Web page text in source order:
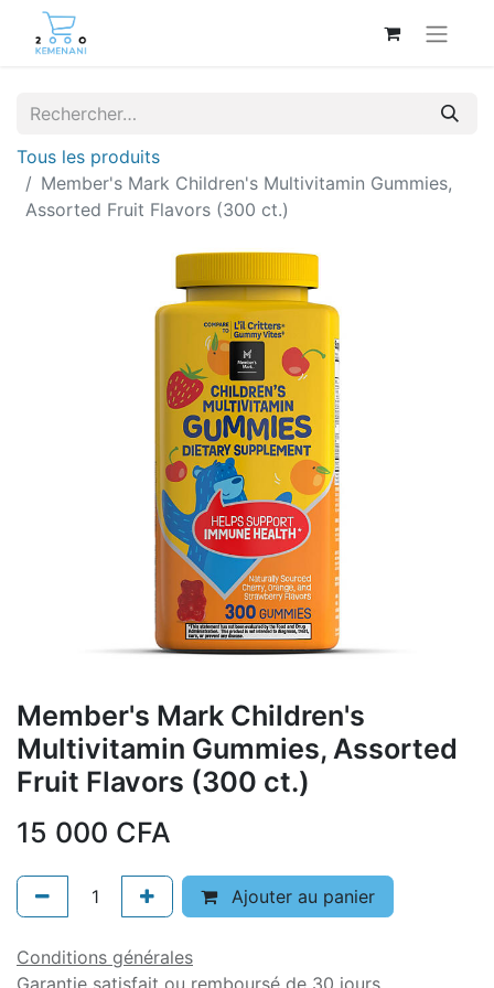
Tous les produits
Member's Mark Children's Multivitamin Gummies,
Assorted Fruit Flavors (300 ct.)
Member's Mark Children's
Multivitamin Gummies, Assorted
Fruit Flavors (300 ct.)
15 000 CFA
Ajouter au panier
Conditions générales
Garantie satisfait ou remboursé de 30 jours